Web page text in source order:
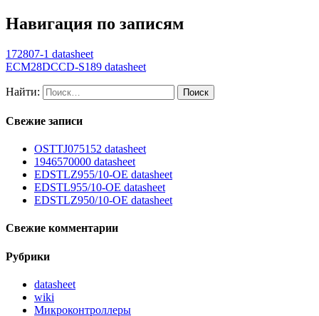
Навигация по записям
172807-1 datasheet
ECM28DCCD-S189 datasheet
Найти:
Свежие записи
OSTTJ075152 datasheet
1946570000 datasheet
EDSTLZ955/10-OE datasheet
EDSTL955/10-OE datasheet
EDSTLZ950/10-OE datasheet
Свежие комментарии
Рубрики
datasheet
wiki
Микроконтроллеры